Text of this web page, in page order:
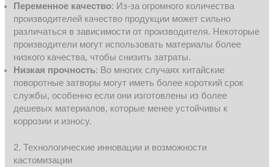
Переменное качество: Из-за огромного количества
производителей качество продукции может сильно
различаться в зависимости от производителя. Некоторые
производители могут использовать материалы более
низкого качества, чтобы снизить затраты.
Низкая прочность: Во многих случаях китайские
поворотные затворы могут иметь более короткий срок
службы, особенно если они изготовлены из более
дешевых материалов, которые менее устойчивы к
коррозии и износу.
2. Технологические инновации и возможности
кастомизации